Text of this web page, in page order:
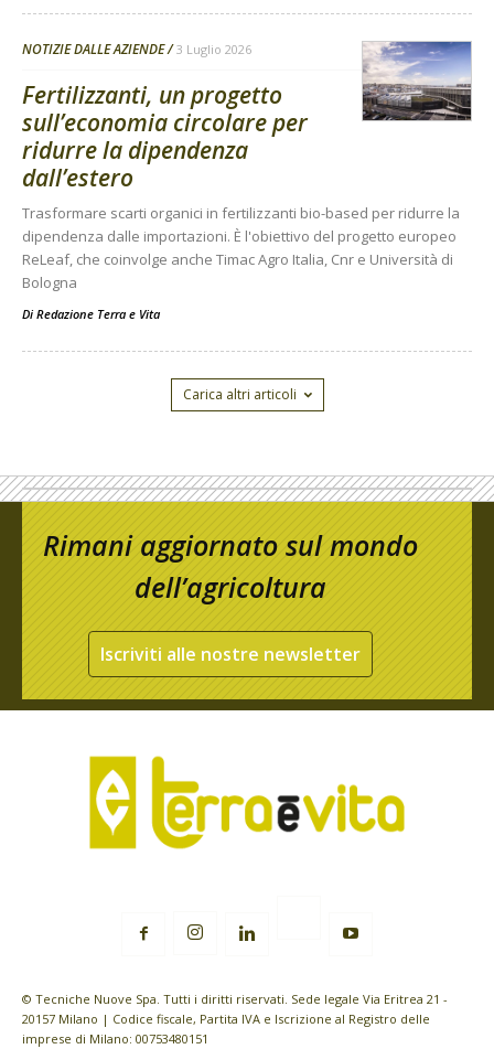
NOTIZIE DALLE AZIENDE 3 Luglio 2026
Fertilizzanti, un progetto
sull’economia circolare per
ridurre la dipendenza
dall’estero
Trasformare scarti organici in fertilizzanti bio-based per ridurre la
dipendenza dalle importazioni. È l'obiettivo del progetto europeo
ReLeaf, che coinvolge anche Timac Agro Italia, Cnr e Università di
Bologna
Di Redazione Terra e Vita
Carica altri articoli
Rimani aggiornato sul mondo
dell’agricoltura
Iscriviti alle nostre newsletter
© Tecniche Nuove Spa. Tutti i diritti riservati. Sede legale Via Eritrea 21 -
20157 Milano | Codice fiscale, Partita IVA e Iscrizione al Registro delle
imprese di Milano: 00753480151